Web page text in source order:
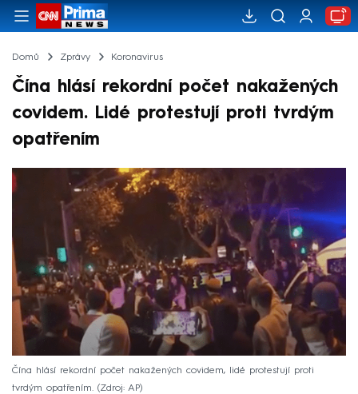
Domů Zprávy Koronavirus
Čína hlásí rekordní počet nakažených
covidem. Lidé protestují proti tvrdým
opatřením
Čína hlásí rekordní počet nakažených covidem, lidé protestují proti
tvrdým opatřením.
Zdroj: AP